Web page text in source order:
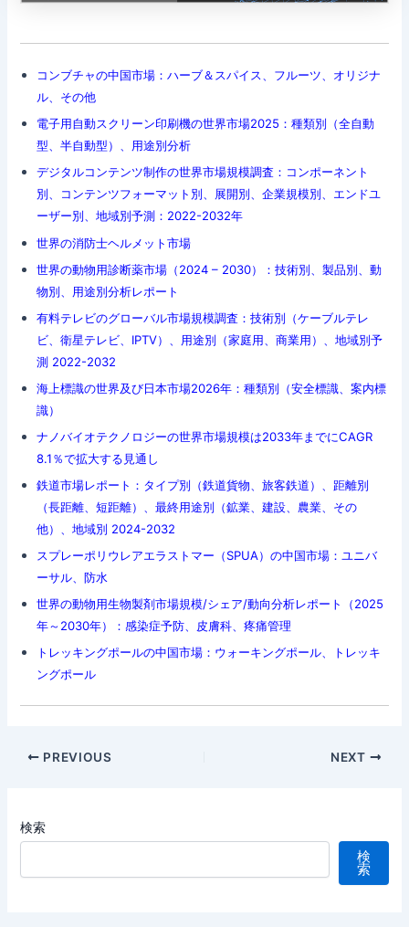
コンブチャの中国市場：ハーブ＆スパイス、フルーツ、オリジナ
ル、その他
電子用自動スクリーン印刷機の世界市場2025：種類別（全自動
型、半自動型）、用途別分析
デジタルコンテンツ制作の世界市場規模調査：コンポーネント
別、コンテンツフォーマット別、展開別、企業規模別、エンドユ
ーザー別、地域別予測：2022-2032年
世界の消防士ヘルメット市場
世界の動物用診断薬市場（2024 – 2030）：技術別、製品別、動
物別、用途別分析レポート
有料テレビのグローバル市場規模調査：技術別（ケーブルテレ
ビ、衛星テレビ、IPTV）、用途別（家庭用、商業用）、地域別予
測 2022-2032
海上標識の世界及び日本市場2026年：種類別（安全標識、案内標
識）
ナノバイオテクノロジーの世界市場規模は2033年までにCAGR
8.1％で拡大する見通し
鉄道市場レポート：タイプ別（鉄道貨物、旅客鉄道）、距離別
（長距離、短距離）、最終用途別（鉱業、建設、農業、その
他）、地域別 2024-2032
スプレーポリウレアエラストマー（SPUA）の中国市場：ユニバ
ーサル、防水
世界の動物用生物製剤市場規模/シェア/動向分析レポート（2025
年～2030年）：感染症予防、皮膚科、疼痛管理
トレッキングポールの中国市場：ウォーキングポール、トレッキ
ングポール
Post
PREVIOUS NEXT
検索
検
索